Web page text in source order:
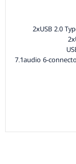
2xUSB 2.0
7.1audio 6-